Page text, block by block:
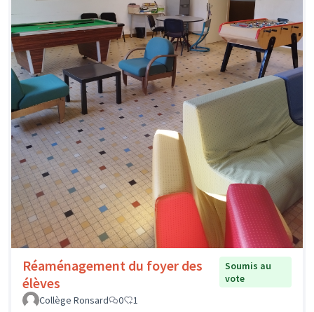
Réaménagement du foyer des
élèves
Soumis au
vote
Collège Ronsard
0 1